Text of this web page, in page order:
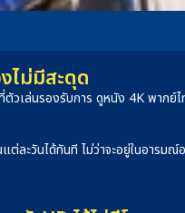
ไม่มีสะดุด
วเล่นรองรับการ ดูหนัง 4K พากย์
ละวันได้ทันที ไม่ว่าจะอยู่ในอารมณ์